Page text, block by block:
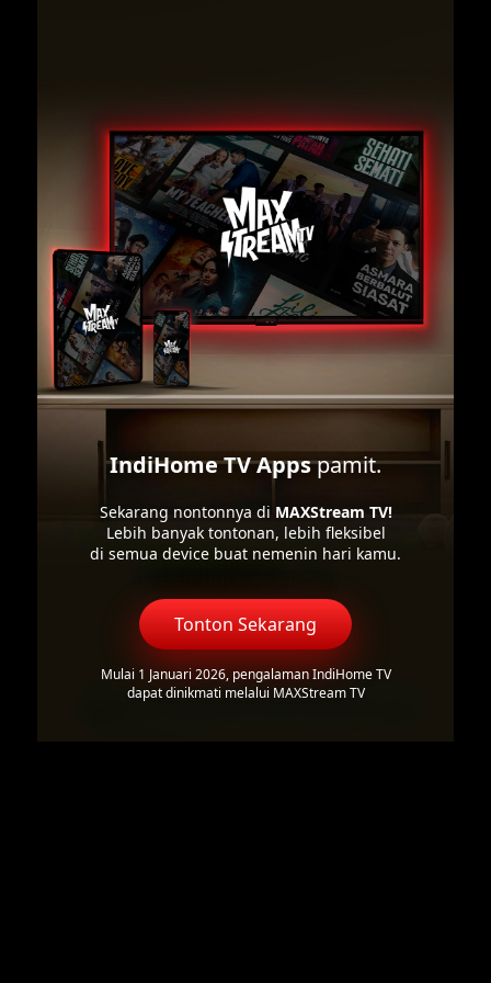
IndiHome TV Appspamit.
Sekarang nontonnya di MAXStream TV!
Lebih banyak tontonan, lebih fleksibel
di semua device buat nemenin hari kamu.
Tonton Sekarang
Mulai 1 Januari 2026, pengalaman IndiHome TV
dapat dinikmati melalui MAXStream TV